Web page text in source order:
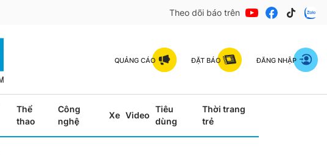
Theo dõi báo trên
QUẢNG CÁO ĐẶT BÁO ĐĂNG NHẬP
Thể
thao
Công
nghệ
Xe Video
Tiêu
dùng
Thời trang
trẻ